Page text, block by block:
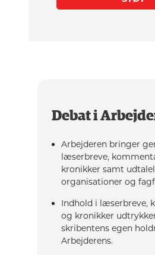
Debat i
Arbejderen bringer
læserbreve,
kronikker samt
organisationer og
Indhold i læserbreve,
og kronikker
skribentens egen
Arbejderens.